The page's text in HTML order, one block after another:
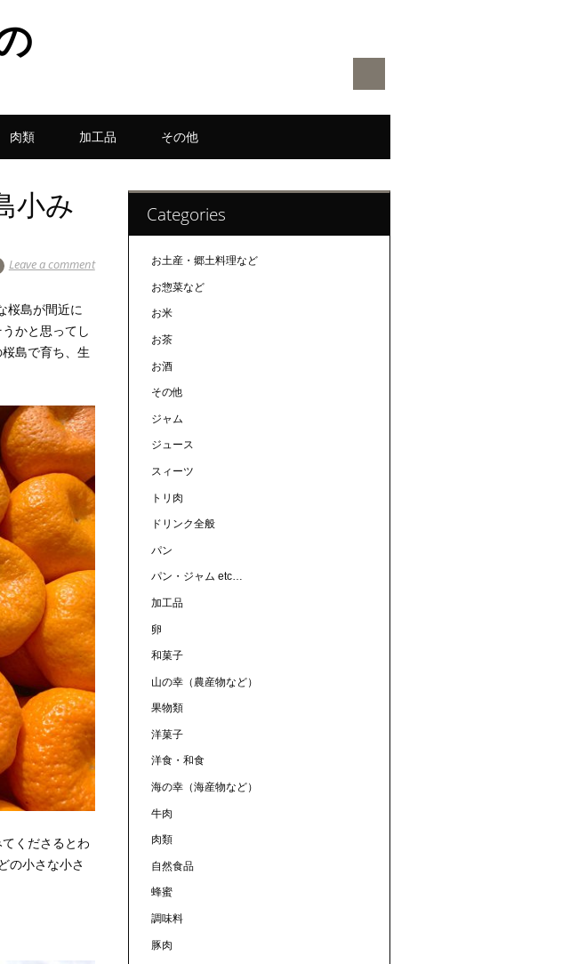
肉類 加工品 その他
小み
Leave a comment
桜島が間近に
かと思ってし
島で育ち、生
くださるとわ
の小さな小さ
Categories
お土産・郷土料理など
お惣菜など
お米
お茶
お酒
その他
ジャム
ジュース
スィーツ
トリ肉
ドリンク全般
パン
パン・ジャム etc…
加工品
卵
和菓子
山の幸（農産物など）
果物類
洋菓子
洋食・和食
海の幸（海産物など）
牛肉
肉類
自然食品
蜂蜜
調味料
豚肉